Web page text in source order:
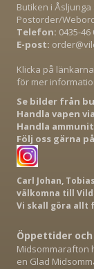
Butiken i Åsljunga
Postorder/
Telefon: 0435-46
E-post:
Klicka på
för mer
Se bilder från
Handla vapen
Handla
Följ oss gärna
Carl Johan,
välkomna till
Vi skall göra allt
Öppettider
Midsommarafton
en Glad